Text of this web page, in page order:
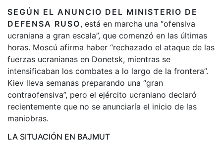
SEGÚN EL ANUNCIO DEL MINISTERIO DE
DEFENSA RUSO, está en marcha una “ofensiva
ucraniana a gran escala”, que comenzó en las últimas
horas. Moscú afirma haber “rechazado el ataque de las
fuerzas ucranianas en Donetsk, mientras se
intensificaban los combates a lo largo de la frontera”.
Kiev lleva semanas preparando una “gran
contraofensiva”, pero el ejército ucraniano declaró
recientemente que no se anunciaría el inicio de las
maniobras.
LA SITUACIÓN EN BAJMUT